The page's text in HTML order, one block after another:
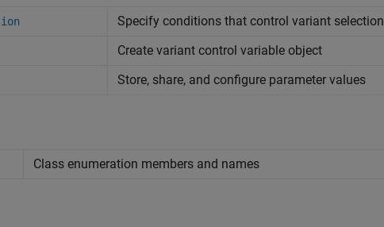
Specify conditions that control variant selection
Create variant control variable object
Store, share, and configure parameter values
Class enumeration members and names